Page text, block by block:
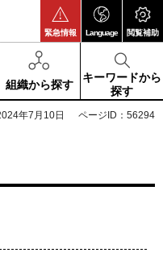
緊急情報 Language 閲覧補助
組織から探す
キーワードから
探す
年7月10日 ページID：56294